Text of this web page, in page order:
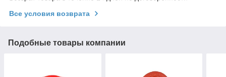
Все условия возврата
Подобные товары компании